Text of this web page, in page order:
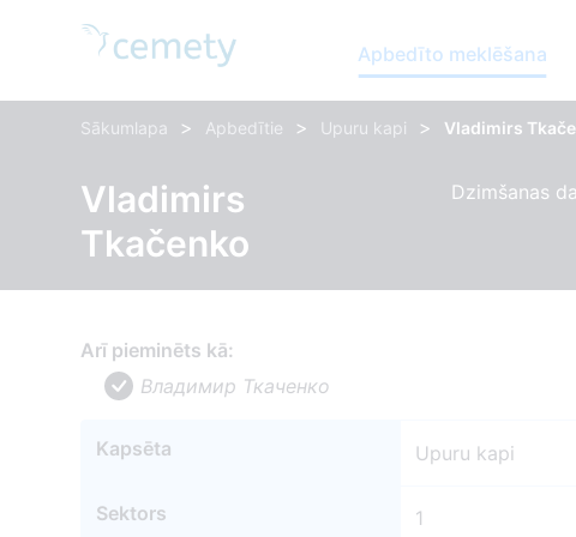
Apbedīto meklēšana
Sākumlapa > Apbedītie > Upuru kapi > Vladimirs
Vladimirs
Tkačenko
Dzimšanas
Arī pieminēts kā:
Владимир Ткаченко
Kapsēta Upuru kapi
Sektors 1